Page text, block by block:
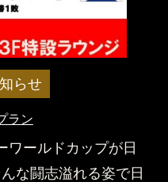
らせ
ラン
ワールドカップが日
な闘志溢れる姿で日